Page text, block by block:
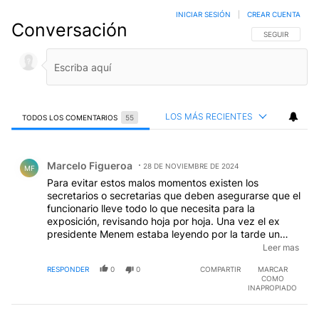
Conversación SIGA ESTA
SEGUIR
INICIAR SESIÓN CREAR CUENTA
TODOS LOS COMENTARIOS 55 LOS MÁS RECIENTES
MF Marcelo Figueroa 28 DE NOVIEMBRE DE 2024
Para evitar estos malos momentos existen los
secretarios o secretarias que deben asegurarse que el
funcionario lleve todo lo que necesita para la
exposición, revisando hoja por hoja. Una vez el ex
presidente Menem estaba leyendo por la tarde un
discurso que había leído por la mañana en otra
que ese no era el discurso para ese momento. Y bue´.
Leer mas
RESPONDER 0 0 COMPARTIR
MARCAR
COMO
INAPROPIADO